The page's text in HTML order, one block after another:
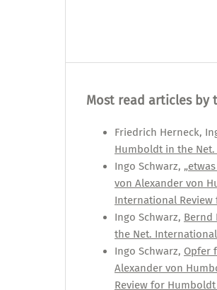
Most read articles by
Friedrich Herneck,
Humboldt in the Net.
Ingo Schwarz,
von Alexander von
International Review
Ingo Schwarz, Bernd
the Net.
Ingo Schwarz, Opfer
Alexander von
Review for Humboldt